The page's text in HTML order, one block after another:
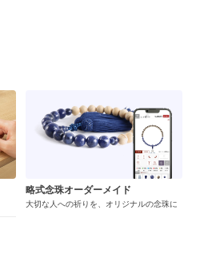
略式念珠オーダーメイド
大切な人への祈りを、オリジナルの念珠に